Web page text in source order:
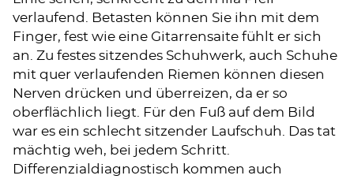
verlaufend. Betasten können Sie ihn mit dem
Finger, fest wie eine Gitarrensaite fühlt er sich
an. Zu festes sitzendes Schuhwerk, auch Schuhe
mit quer verlaufenden Riemen können diesen
Nerven drücken und überreizen, da er so
oberflächlich liegt. Für den Fuß auf dem Bild
war es ein schlecht sitzender Laufschuh. Das tat
mächtig weh, bei jedem Schritt.
Differenzialdiagnostisch kommen auch